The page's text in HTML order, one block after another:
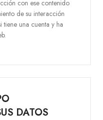
con ese contenido
de su interacción
una cuenta y ha
DATOS